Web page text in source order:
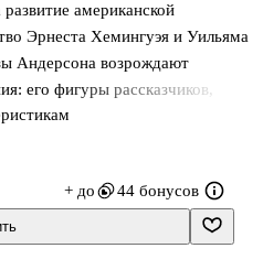
американской
Эрнеста Хемингуэя и Уильяма
Андерсона возрождают
его фигуры рассказчиков,
попытках через
Андерсона, написанных в
"An Awakening", "The Dumb
Other Woman", "The Egg", "I'm
+ до 44 бонусов